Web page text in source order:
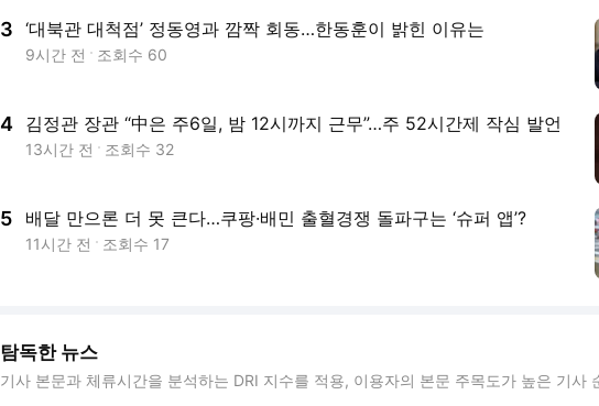
3 ‘대북관 대척점’ 정동영과 깜짝 회동…한동훈이 밝힌 이유는
9시간 전 조회수 60
4 김정관 장관 “中은 주6일, 밤 12시까지 근무”…주 52시간제 작심 발언
13시간 전 조회수 32
5 배달 만으론 더 못 큰다…쿠팡·배민 출혈경쟁 돌파구는 ‘슈퍼 앱’?
11시간 전 조회수 17
탐독한 뉴스
기사 본문과 체류시간을 분석하는 DRI 지수를 적용, 이용자의 본문 주목도가 높은 기사